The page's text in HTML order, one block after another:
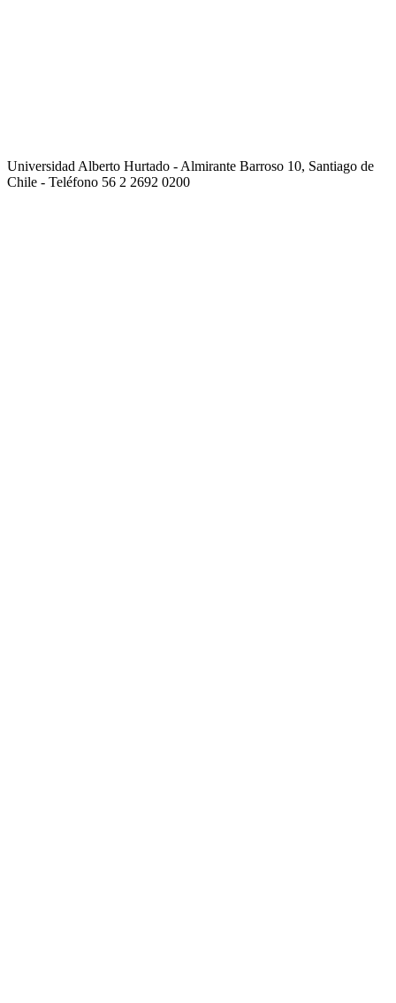
Universidad Alberto Hurtado - Almirante Barroso 10, Santiago de
Chile - Teléfono 56 2 2692 0200